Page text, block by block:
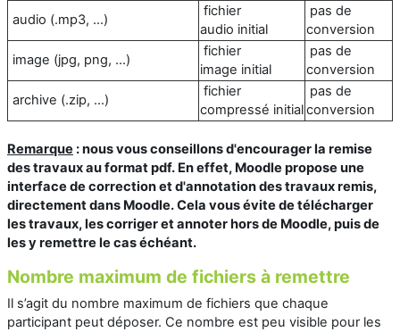
audio (.mp3, ...)
fichier
audio initial
pas de
conversion
image (jpg, png, ...)
fichier
image initial
pas de
conversion
archive (.zip, ...)
fichier
compressé initial
pas de
conversion
Remarque : nous vous conseillons d'encourager la remise
des travaux au format pdf. En effet, Moodle propose une
interface de correction et d'annotation des travaux remis,
directement dans Moodle. Cela vous évite de télécharger
les travaux, les corriger et annoter hors de Moodle, puis de
les y remettre le cas échéant.
Nombre maximum de fichiers à remettre
Il s’agit du nombre maximum de fichiers que chaque
participant peut déposer. Ce nombre est peu visible pour les